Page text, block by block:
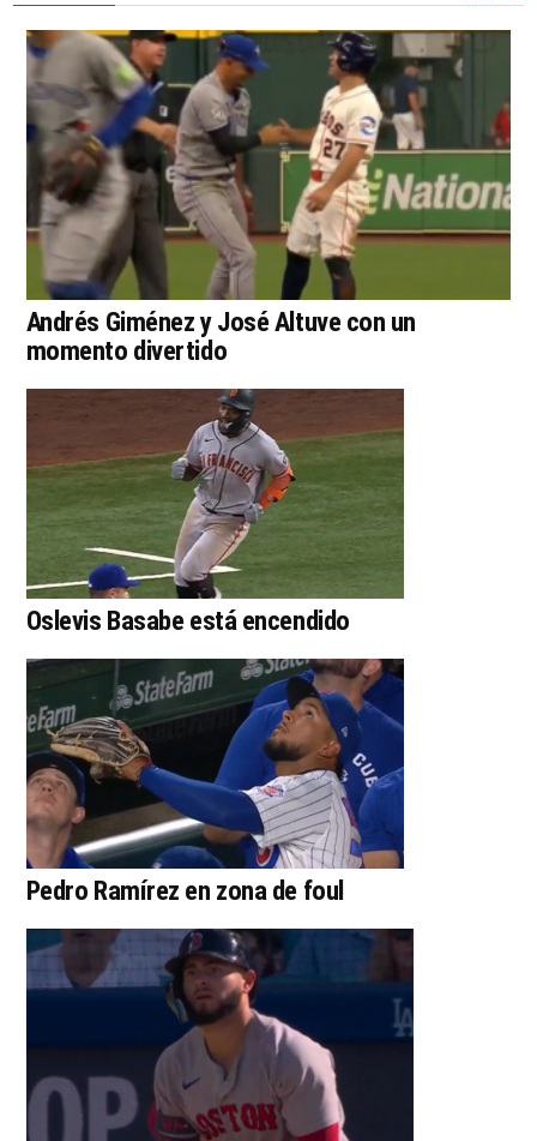
Andrés Giménez y José Altuve con un
momento divertido
Oslevis Basabe está encendido
Pedro Ramírez en zona de foul